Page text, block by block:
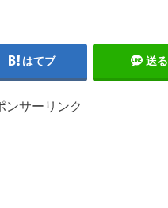
はてブ 送る
ンサーリンク